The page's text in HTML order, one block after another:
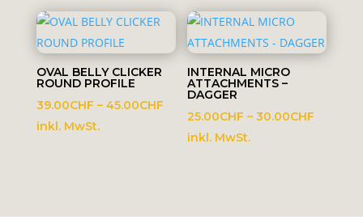
OVAL BELLY CLICKER
ROUND PROFILE
39.00CHF – 45.00CHFPreisspanne:
39.00CHF
inkl. MwSt.
INTERNAL MICRO
ATTACHMENTS –
DAGGER
25.00CHF –30.00CHF
inkl. MwSt.